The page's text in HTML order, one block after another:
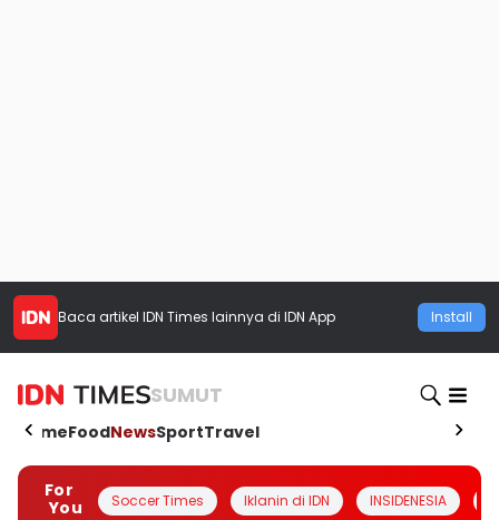
Baca artikel IDN Times lainnya di IDN App Install
SUMUT
HomeFoodNewsSportTravel
For
You
Soccer Times Iklanin di IDN INSIDENESIA